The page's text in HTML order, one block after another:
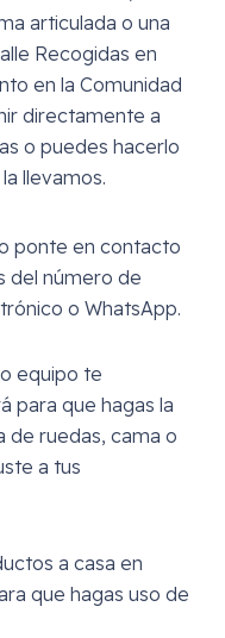
articulada o una
Recogidas en
en la Comunidad
directamente a
o puedes hacerlo
llevamos.
ponte en contacto
del número de
o WhatsApp.
equipo te
para que hagas la
de ruedas, cama o
a tus
a casa en
que hagas uso de